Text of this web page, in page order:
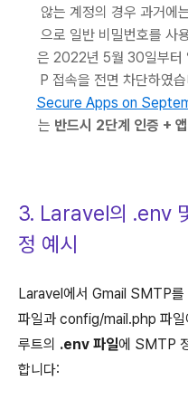
않는 계정의 경우 과거에
으로 일반 비밀번호를 사
은 2022년 5월 30일부터
P 접속을 전면 차단하였
Secure Apps on
는 반드시 2단계 인증 +
3. Laravel의 .env
정 예시
Laravel에서 Gmail SMTP를
파일과 config/mail.php 파일
루트의 .env 파일에 SMTP
합니다: